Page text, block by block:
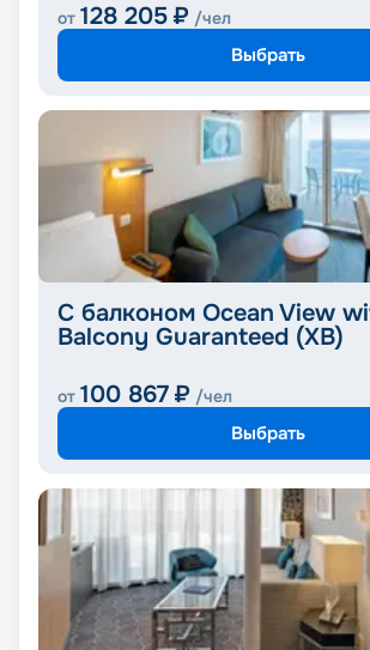
от 128 205 ₽ /чел
Выбрать
С балконом Ocean View
Balcony Guaranteed (XB)
от 100 867 ₽ /чел
Выбрать